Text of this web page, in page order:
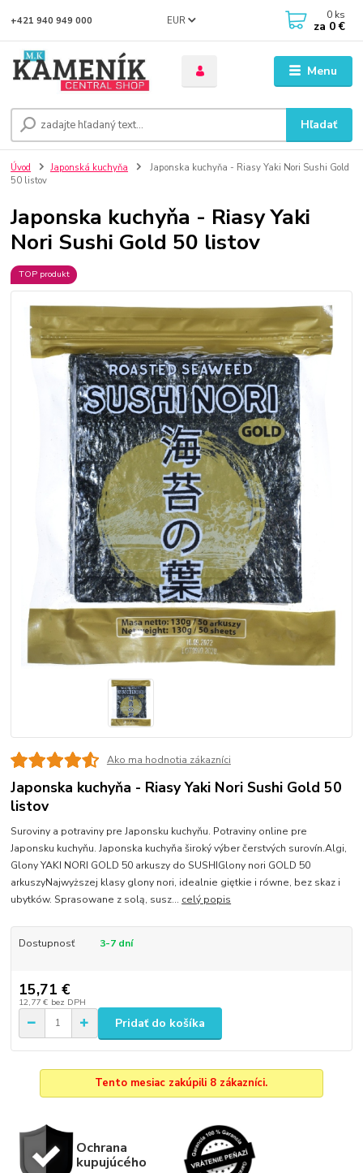
Menu
EUR
Hľadať
+421 940 949 000 0 ks
za 0 €
Úvod Japonská kuchyňa
Japonska kuchyňa - Riasy Yaki Nori Sushi Gold
50 listov
Japonska kuchyňa - Riasy Yaki
Nori Sushi Gold 50 listov
TOP produkt
Ako ma hodnotia zákazníci
Japonska kuchyňa - Riasy Yaki Nori Sushi Gold 50
listov
Suroviny a potraviny pre Japonsku kuchyňu. Potraviny online pre
Japonsku kuchyňu. Japonska kuchyňa široký výber čerstvých surovín.Algi,
Glony YAKI NORI GOLD 50 arkuszy do SUSHIGlony nori GOLD 50
arkuszyNajwyższej klasy glony nori, idealnie giętkie i równe, bez skaz i
ubytków. Sprasowane z solą, susz... celý popis
Dostupnosť 3-7 dní
15,71 €
12,77 € bez DPH
Pridať do košíka
Tento mesiac zakúpili 8 zákazníci.
Ochrana
kupujúcého